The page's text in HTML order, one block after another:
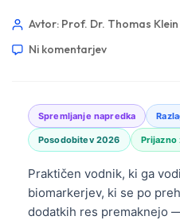
Avtor: Prof. Dr. Thomas Klein
Ni komentarjev
Spremljanje napredka
Posodobitev 2026 Prijazno
Praktičen vodnik, ki ga
biomarkerjev, ki se po
dodatkih res premaknejo